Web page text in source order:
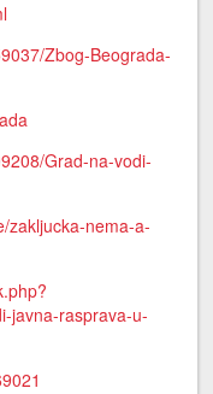
Zbog-Beograda-
Grad-na-vodi-
zakljucka-nema-a-
javna-rasprava-u-